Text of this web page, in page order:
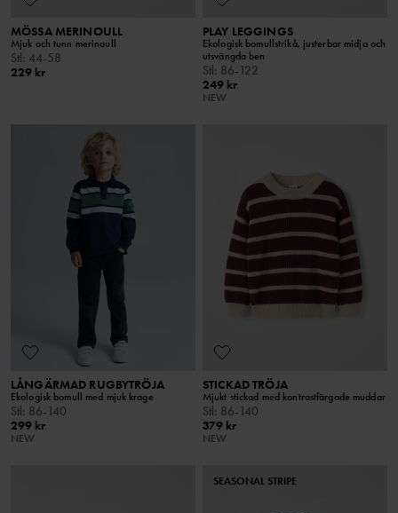
MÖSSA MERINOULL
Mjuk och tunn merinoull
Stl: 44-58
229 kr
PLAY LEGGINGS
Ekologisk bomullstrikå, justerbar midja och
utsvängda ben
Stl: 86-122
249 kr
NEW
LÅNGÄRMAD RUGBYTRÖJA
Ekologisk bomull med mjuk krage
Stl: 86-140
299 kr
NEW
STICKAD TRÖJA
Mjukt stickad med kontrastfärgade muddar
Stl: 86-140
379 kr
NEW
SEASONAL STRIPE